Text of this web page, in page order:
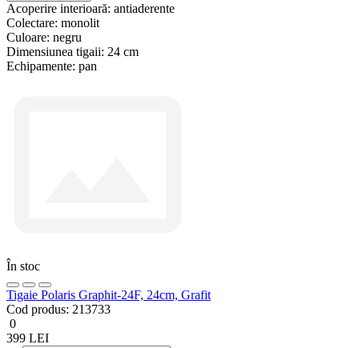
Acoperire interioară: antiaderente
Colectare: monolit
Culoare: negru
Dimensiunea tigaii: 24 cm
Echipamente: pan
În stoc
Tigaie Polaris Graphit-24F, 24cm, Grafit
Cod produs: 213733
0
399 LEI